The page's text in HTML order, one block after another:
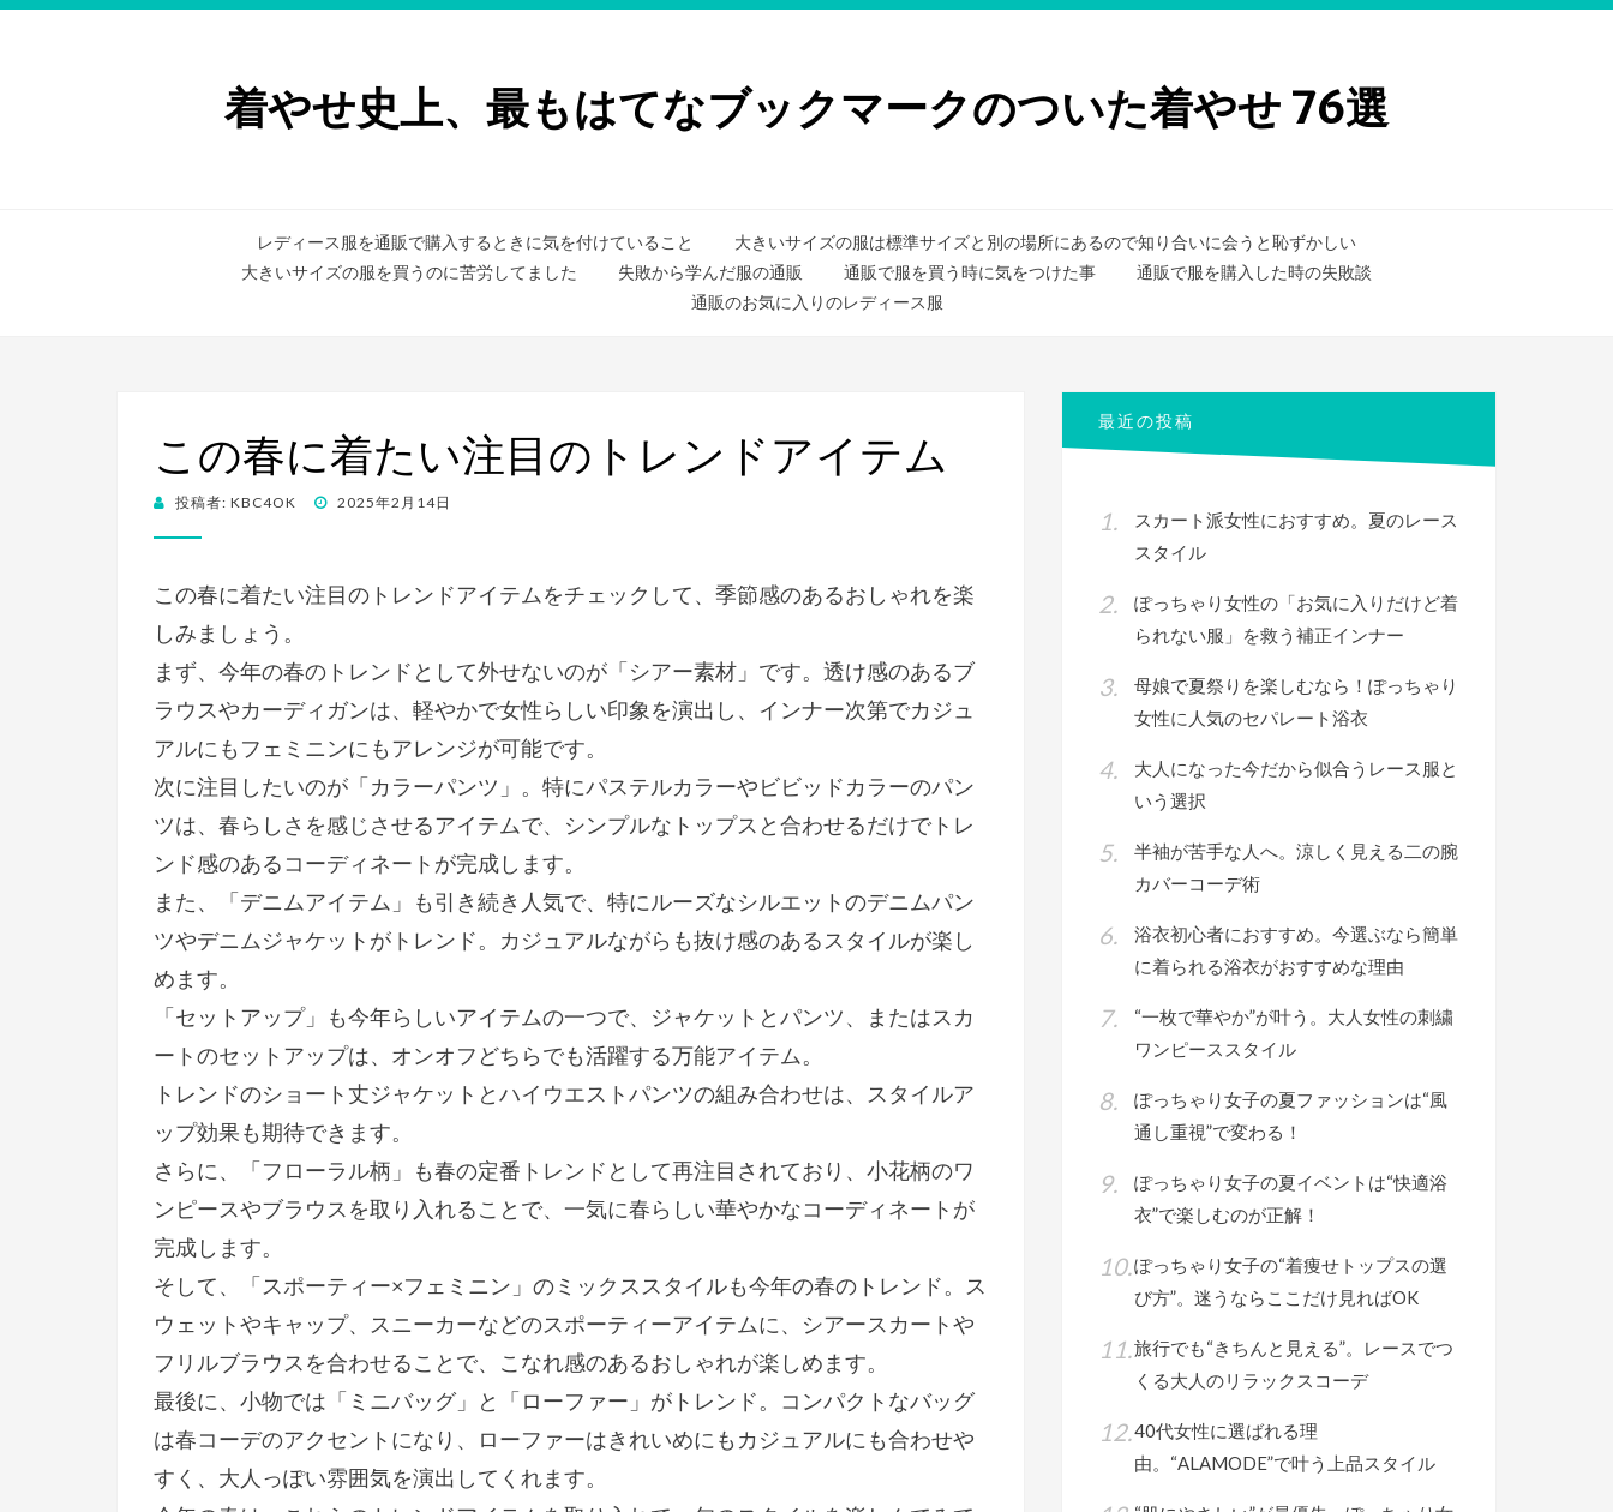
着やせ史上、最もはてなブックマークのついた着やせ 76選
レディース服を通販で購入するときに気を付けていること
大きいサイズの服は標準サイズと別の場所にあるので知り合いに会うと恥ずかしい
大きいサイズの服を買うのに苦労してました
失敗から学んだ服の通販 通販で服を買う時に気をつけた事
通販で服を購入した時の失敗談
通販のお気に入りのレディース服
この春に着たい注目のトレンドアイテム
投稿者: KBC4OK
投 2025年2月14日
この春に着たい注目のトレンドアイテムをチェックして、季節感のあるおしゃれを楽
しみましょう。
まず、今年の春のトレンドとして外せないのが「シアー素材」です。透け感のあるブ
ラウスやカーディガンは、軽やかで女性らしい印象を演出し、インナー次第でカジュ
アルにもフェミニンにもアレンジが可能です。
次に注目したいのが「カラーパンツ」。特にパステルカラーやビビッドカラーのパン
ツは、春らしさを感じさせるアイテムで、シンプルなトップスと合わせるだけでトレ
ンド感のあるコーディネートが完成します。
また、「デニムアイテム」も引き続き人気で、特にルーズなシルエットのデニムパン
ツやデニムジャケットがトレンド。カジュアルながらも抜け感のあるスタイルが楽し
めます。
「セットアップ」も今年らしいアイテムの一つで、ジャケットとパンツ、またはスカ
ートのセットアップは、オンオフどちらでも活躍する万能アイテム。
トレンドのショート丈ジャケットとハイウエストパンツの組み合わせは、スタイルア
ップ効果も期待できます。
さらに、「フローラル柄」も春の定番トレンドとして再注目されており、小花柄のワ
ンピースやブラウスを取り入れることで、一気に春らしい華やかなコーディネートが
完成します。
そして、「スポーティー×フェミニン」のミックススタイルも今年の春のトレンド。ス
ウェットやキャップ、スニーカーなどのスポーティーアイテムに、シアースカートや
フリルブラウスを合わせることで、こなれ感のあるおしゃれが楽しめます。
最後に、小物では「ミニバッグ」と「ローファー」がトレンド。コンパクトなバッグ
は春コーデのアクセントになり、ローファーはきれいめにもカジュアルにも合わせや
すく、大人っぽい雰囲気を演出してくれます。
最近の投稿
スカート派女性におすすめ。夏のレース
スタイル
ぽっちゃり女性の「お気に入りだけど着
られない服」を救う補正インナー
母娘で夏祭りを楽しむなら！ぽっちゃり
女性に人気のセパレート浴衣
大人になった今だから似合うレース服と
いう選択
半袖が苦手な人へ。涼しく見える二の腕
カバーコーデ術
浴衣初心者におすすめ。今選ぶなら簡単
に着られる浴衣がおすすめな理由
“一枚で華やか”が叶う。大人女性の刺繍
ワンピーススタイル
ぽっちゃり女子の夏ファッションは“風
通し重視”で変わる！
ぽっちゃり女子の夏イベントは“快適浴
衣”で楽しむのが正解！
ぽっちゃり女子の“着痩せトップスの選
び方”。迷うならここだけ見ればOK
旅行でも“きちんと見える”。レースでつ
くる大人のリラックスコーデ
40代女性に選ばれる理
由。“ALAMODE”で叶う上品スタイル